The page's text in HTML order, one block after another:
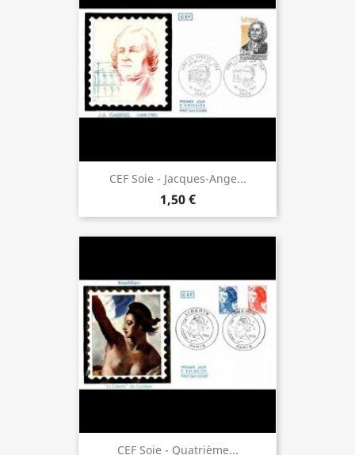
CEF Soie - Jacques-Ange...
1,50 €
CEF Soie - Quatrième...